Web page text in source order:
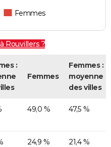
Femmes
Rouvillers ?
:
Femmes
Femmes :
moyenne
des villes
49,0 % 47,5 %
24,9 % 21,4 %